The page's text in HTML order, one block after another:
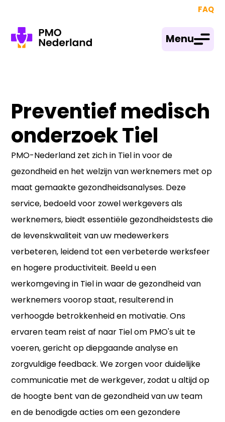
FAQ
Menu
Preventief medisch
onderzoek Tiel
PMO-Nederland zet zich in Tiel in voor de
gezondheid en het welzijn van werknemers met op
maat gemaakte gezondheidsanalyses. Deze
service, bedoeld voor zowel werkgevers als
werknemers, biedt essentiële gezondheidstests die
de levenskwaliteit van uw medewerkers
verbeteren, leidend tot een verbeterde werksfeer
en hogere productiviteit. Beeld u een
werkomgeving in Tiel in waar de gezondheid van
werknemers voorop staat, resulterend in
verhoogde betrokkenheid en motivatie. Ons
ervaren team reist af naar Tiel om PMO's uit te
voeren, gericht op diepgaande analyse en
zorgvuldige feedback. We zorgen voor duidelijke
communicatie met de werkgever, zodat u altijd op
de hoogte bent van de gezondheid van uw team
en de benodigde acties om een gezondere